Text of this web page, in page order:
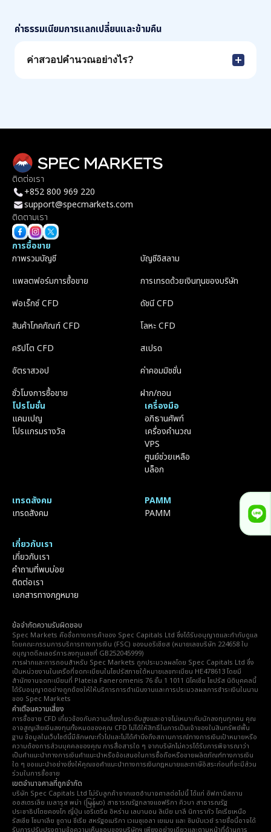
ค่าธรรมเนียมการแลกเปลี่ยนและข้ามคืน
ค่าสวอปคำนวณอย่างไร?
ติดต่อเรา
+852 800 969 220
support@specmarkets.com
ติดตามเรา
การซื้อขาย
ภาพรวมบัญชี
บัญชีอิสลาม
แพลตฟอร์มการซื้อขาย
การเทรดด้วยเงินทุนของบริษัท
ฟอเร็กซ์ CFD
ดัชนี CFD
สินค้าโภคภัณฑ์ CFD
โลหะ CFD
คริปโต CFD
สเปรด
อัตราสวอป
ค่าคอมมิชชั่น
ชั่วโมงการซื้อขาย
ฝาก/ถอน
โปรโมชั่น
แคมเปญ
โปรแกรมรางวัล
เครื่องมือ
อภิธานศัพท์
เครื่องคำนวณ
VPS
ศูนย์ช่วยเหลือ
บล็อก
เทรดสังคม
เทรดสังคม
PAMM
PAMM
เกี่ยวกับเรา
เกี่ยวกับเรา
คำถามที่พบบ่อย
ติดต่อเรา
เอกสารทางกฎหมาย
ข้อจำกัดความรับผิดชอบ
Spec Markets คือชื่อทางการค้าของ Spec Capitals Ltd ซึ่งได้รับอนุญาตและกำกับดูแล
โดยคณะกรรมการบริการทางการเงิน (FSC) ของมอริเชียส (หมายเลขบริษัท 224658 ใบ
อนุญาตดีลเลอร์การลงทุนเลขที่ GB252045999)
การฝากและการถอนสำหรับ Spec Markets ถูกประมวลผลโดย Spec Capitals Ltd ซึ่ง
เป็นหน่วยงานในเครือที่จดทะเบียนในไซปรัสภายใต้หมายเลขทะเบียน HE478613 โดยมี
สำนักงานจดทะเบียนที่ Plateia Faneromenis 76 ชั้น 1 1011 นิโคเซีย ไซปรัส นิติบุคคลนี้
ได้รับอนุญาตอย่างถูกต้องให้ให้บริการการดำเนินงานและการประมวลผลการชำระเงินในนาม
ของ Spec Markets
คำเตือนความเสี่ยง
การซื้อขาย CFD เกี่ยวข้องกับความเสี่ยงในระดับสูงและอาจไม่เหมาะกับนักลงทุนทุกคน คุณ
อาจสูญเสียเงินลงทุนทั้งหมดของคุณ CFD ไม่ได้ให้สิทธิ์ในการเป็นเจ้าของในสินทรัพย์พื้น
ฐาน ข้อมูลในเว็บไซต์นี้มีลักษณะทั่วไปและไม่ได้คำนึงถึงสถานการณ์ทางการเงินเป้าหมายหรือ
ความต้องการส่วนบุคคลของคุณ การสื่อสารใด ๆ จากบริษัทไม่ควรได้รับการพิจารณาว่า
เป็นคำแนะนำทางการเงินคำแนะนำหรือข้อเสนอในการซื้อถือหรือขายผลิตภัณฑ์ทางการเงิน
ใด ๆ ขอแนะนำอย่างยิ่งให้คุณขอคำแนะนำทางการเงินกฎหมายและภาษีอิสระก่อนที่จะมีส่วน
ร่วมในการซื้อขาย
เขตอำนาจศาลที่ถูกจำกัด
บริษัท Spec Capitals Ltd ไม่รับลูกค้าจากเขตอำนาจศาลต่อไปนี้ ได้แก่ อัฟกานิสถาน
ออสเตรเลีย เบลารุส พม่า (မြန်မာ) สาธารณรัฐกลางแอฟริกา คิวบา สาธารณรัฐ
ประชาธิปไตยคองโก ญี่ปุ่น เอริเตรีย อิหร่าน เลบานอน ลิเบีย มาลี นิการากัว โคเรียเหนือ
รัสเซีย โซมาเลีย ซูดาน ซีเรีย สหรัฐอเมริกา เวเนซุเอลา เยเมน และ ซิมบับเวย์ รายชื่อนี้อาจได้
รับการปรับปรุงตามข้อความเห็นชอบของบริษัทฯ เพียงอย่างเดียวและตามหน้าที่ด้านการ